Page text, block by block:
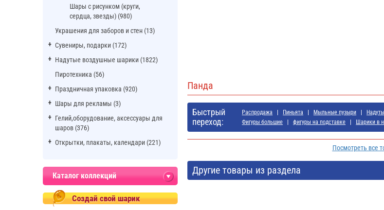
Шары с рисунком (круги,
сердца, звезды) (980)
Украшения для заборов и стен (13)
Сувениры, подарки (172)
Надутые воздушные шарики (1822)
Пиротехника (56)
Праздничная упаковка (920)
Шары для рекламы (3)
Гелий,оборудование, аксессуары для
шаров (376)
Открытки, плакаты, календари (221)
Каталог коллекций
Создай свой шарик
Панда
Быстрый
переход:
Распродажа Пиньята Мыльные пузыри
Фигуры большие
фигуры на подставке Шарики в
Посмотреть все
Другие товары из раздела